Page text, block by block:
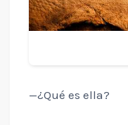
—¿Qué es ella?